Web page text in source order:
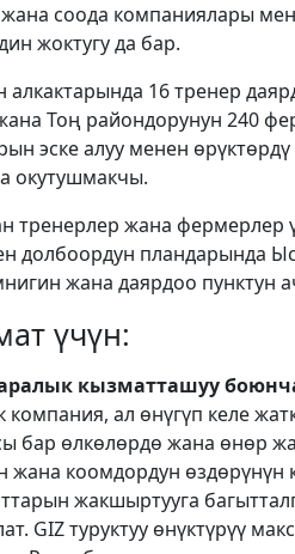
соода компаниялары
жоктугу да бар.
16 тренер
Тоң райондорунун 240
эске алуу менен
окутушмакчы.
тренерлер жана фермерлер
долбоордун пландарында
жана даярдоо пунктун
үчүн:
кызматташуу
ал өнүгүп келе
бар өлкөлөрдө жана өнөр
жана коомдордун өздөрүнүн
жакшыртууга
GIZ туруктуу өнүктүрүү